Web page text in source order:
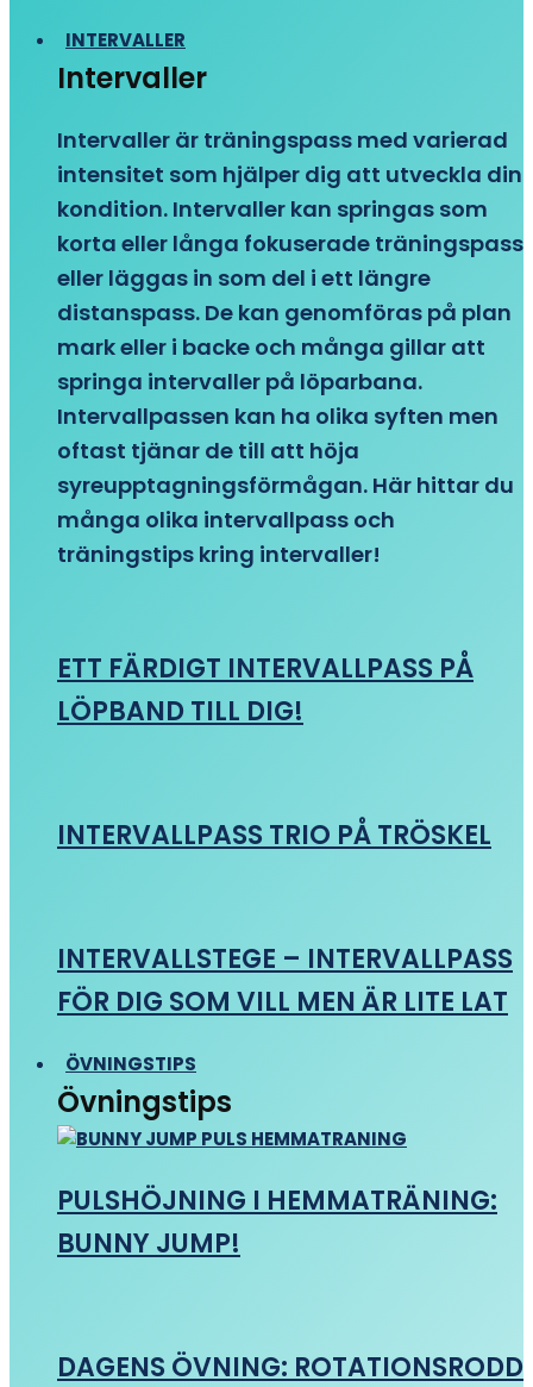
INTERVALLER
Intervaller
Intervaller är träningspass med varierad
intensitet som hjälper dig att utveckla din
kondition. Intervaller kan springas som
korta eller långa fokuserade träningspass
eller läggas in som del i ett längre
distanspass. De kan genomföras på plan
mark eller i backe och många gillar att
springa intervaller på löparbana.
Intervallpassen kan ha olika syften men
oftast tjänar de till att höja
syreupptagningsförmågan. Här hittar du
många olika intervallpass och
träningstips kring intervaller!
ETT FÄRDIGT INTERVALLPASS PÅ
LÖPBAND TILL DIG!
INTERVALLPASS TRIO PÅ TRÖSKEL
INTERVALLSTEGE – INTERVALLPASS
FÖR DIG SOM VILL MEN ÄR LITE LAT
ÖVNINGSTIPS
Övningstips
PULSHÖJNING I HEMMATRÄNING:
BUNNY JUMP!
DAGENS ÖVNING: ROTATIONSRODD